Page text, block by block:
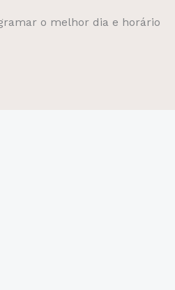
o melhor dia e horário